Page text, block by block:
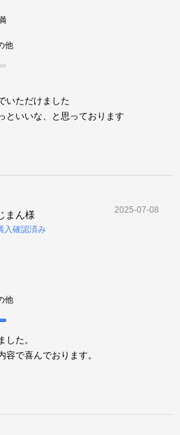
他
いただけました
といいな、と思っております
まん様
入確認済み
2025-07-08
他
した。
で喜んでおります。